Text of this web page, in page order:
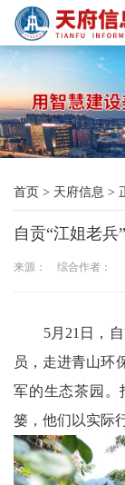
首页 > 天府信息 >
自贡“江姐老
来源： 综合作者：
5月21日，自
员，走进青山环
军的生态茶园。
篓，他们以实际